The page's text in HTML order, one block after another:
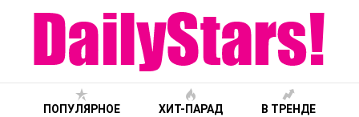
ПОПУЛЯРНОЕ ХИТ-ПАРАД В ТРЕНДЕ